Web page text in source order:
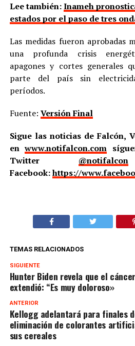
Lee también:Inameh
estados por el paso de tres
Las medidas fueron aprobadas
una profunda crisis
apagones y cortes generales
parte del país sin
períodos.
Fuente: Versión Final
Sigue las noticias de Falcón,
enwww.notifalcon.com
Twitter @notifalcon
Facebook:https://
TEMAS RELACIONADOS
SIGUIENTE
Hunter Biden revela que el
extendió: “Es muy doloroso»
ANTERIOR
Kellogg adelantará para finales
eliminación de colorantes
sus cereales